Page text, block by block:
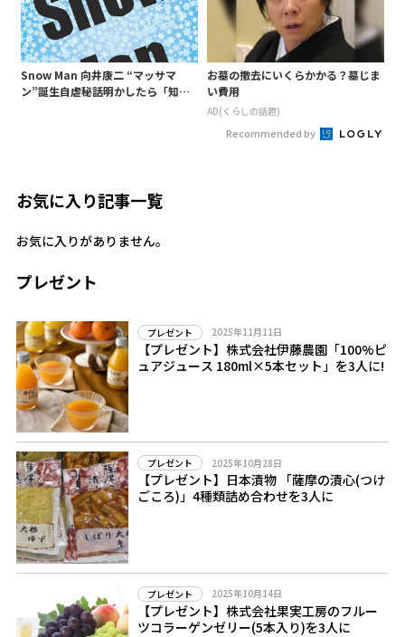
Snow Man 向井康二 “マッサマ
ン”誕生自虐秘話明かしたら「知ら
お墓の撤去にいくらかかる？墓じま
い費用
AD(くらしの話題)
Recommended by
お気に入り記事一覧
お気に入りがありません。
プレゼント
プレゼント 2025年11月11日
【プレゼント】株式会社伊藤農園「100%ピ
ュアジュース 180ml×5本セット」を3人に!
プレゼント 2025年10月28日
【プレゼント】日本漬物 「薩摩の漬心(つけ
ごころ)」4種類詰め合わせを3人に
プレゼント 2025年10月14日
【プレゼント】株式会社果実工房のフルー
ツコラーゲンゼリー(5本入り)を3人に